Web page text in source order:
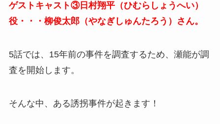
ゲストキャスト③日村翔平（ひむらしょうへい）
役・・・柳俊太郎（やなぎしゅんたろう）さん。
5話では、15年前の事件を調査するため、瀬能が調
査を開始します。
そんな中、ある誘拐事件が起きます！